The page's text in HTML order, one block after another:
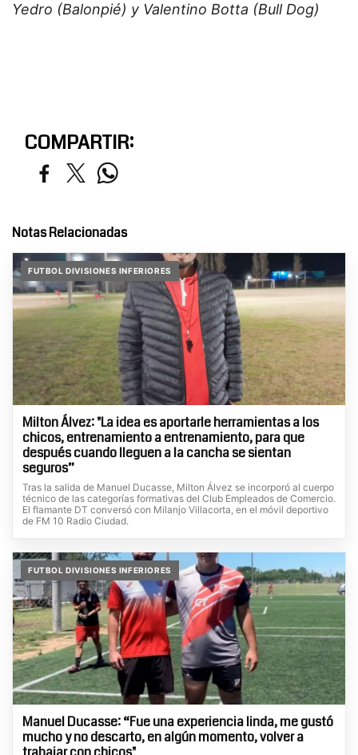
Yedro (Balonpié) y Valentino Botta (Bull Dog)
COMPARTIR:
Notas Relacionadas
FUTBOL DIVISIONES INFERIORES
Milton Álvez: "La idea es aportarle herramientas a los
chicos, entrenamiento a entrenamiento, para que
después cuando lleguen a la cancha se sientan
seguros”
Tras la salida de Manuel Ducasse, Milton Álvez se incorporó al cuerpo
técnico de las categorías formativas del Club Empleados de Comercio.
El flamante DT conversó con Milanjo Villacorta, en el móvil deportivo
de FM 10 Radio Ciudad.
FUTBOL DIVISIONES INFERIORES
Manuel Ducasse: “Fue una experiencia linda, me gustó
mucho y no descarto, en algún momento, volver a